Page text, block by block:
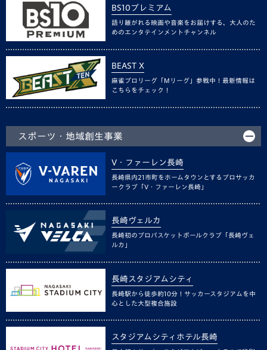
BS10プレミアム
語り継がれる映画や音楽をお届けする、大人のた
めのエンタテインメントチャンネル
BEAST X
麻雀プロリーグ「Mリーグ」参戦中！最新情報は
こちらをチェック！
スポーツ・地域創生事業
V・ファーレン長崎
長崎県内21市町をホームタウンとするプロサッカ
ークラブ「V・ファーレン長崎」
長崎ヴェルカ
長崎初のプロバスケットボールクラブ「長崎ヴェ
ルカ」
長崎スタジアムシティ
長崎駅から徒歩約10分！サッカースタジアムを中
心とした大型複合施設
スタジアムシティホテル長崎